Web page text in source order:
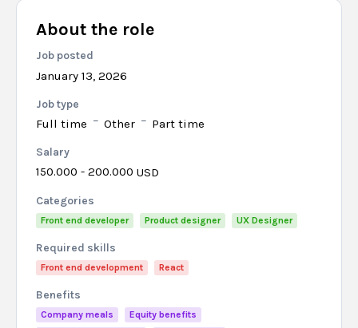
About the role
Job posted
January 13, 2026
Job type
Full time Other Part time
Salary
150.000 - 200.000 USD
Categories
Front end developer Product designer UX Designer
Required skills
Front end development React
Benefits
Company meals
Equity benefits